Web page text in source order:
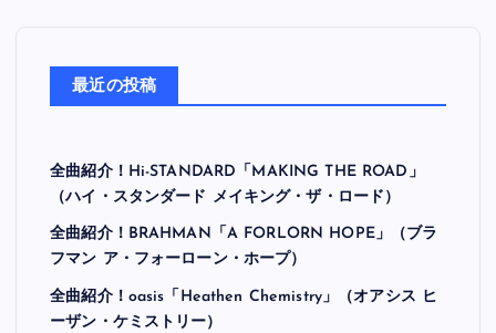
最近の投稿
全曲紹介！Hi-STANDARD「MAKING THE ROAD」
（ハイ・スタンダード メイキング・ザ・ロード）
全曲紹介！BRAHMAN「A FORLORN HOPE」（ブラ
フマン ア・フォーローン・ホープ）
全曲紹介！oasis「Heathen Chemistry」（オアシス ヒ
ーザン・ケミストリー）